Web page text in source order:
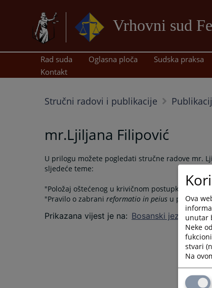
Vrhovni sud
Rad suda Oglasna ploča Sudska praksa
Kontakt
Stručni radovi i publikacije
mr.Ljiljana Filipović
U prilogu možete pogledati stručne radove mr.
sljedeće teme:
"Položaj oštećenog u krivičnom postupku" i
"Pravilo o zabrani reformatio in peius u praktičnoj
Prikazana vijest je na: Bosanski jezik
Ova
unutar
Neke
stvari
Na